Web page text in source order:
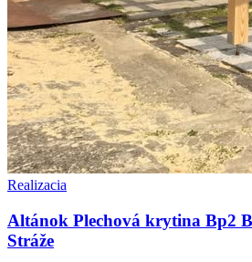
Realizacia
Altánok Plechová krytina Bp2
Stráže